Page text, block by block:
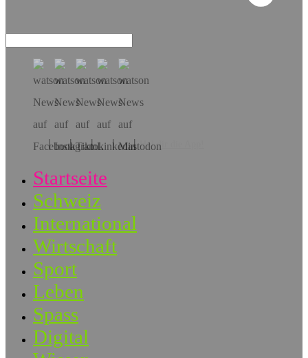
Hol dir die App!
Startseite
Schweiz
International
Wirtschaft
Sport
Leben
Spass
Digital